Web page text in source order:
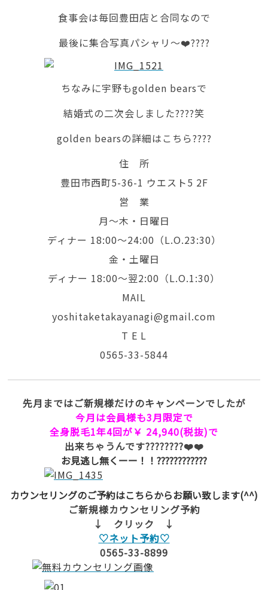
食事会は毎回豊田店と合同なので
最後に集合写真パシャリ〜❤️????
ちなみに宇野もgolden bearsで
結婚式の二次会しました????笑
golden bearsの詳細はこちら????
住 所
豊田市西町5-36-1 ウエスト5 2F
営 業
月～木・日曜日
ディナー 18:00～24:00（L.O.23:30）
金・土曜日
ディナー 18:00～翌2:00（L.O.1:30）
MAIL
yoshitaketakayanagi@gmail.com
T E L
0565-33-5844
先月まではご新規様だけのキャンペーンでしたが
今月は会員様も3月限定で
全身脱毛1年4回が￥ 24,940(税抜)で
出来ちゃうんです????????❤️❤️
お見逃し無くーー！！????????????
カウンセリングのご予約はこちらからお願い致します(^^)
ご新規様カウンセリング予約
↓ クリック ↓
♡ネット予約♡
0565-33-8899